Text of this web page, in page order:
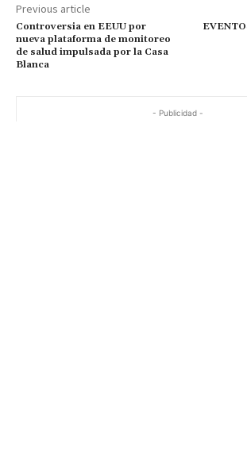
Previous article
Controversia en EEUU por
nueva plataforma de monitoreo
de salud impulsada por la Casa
Blanca
- Publicidad -